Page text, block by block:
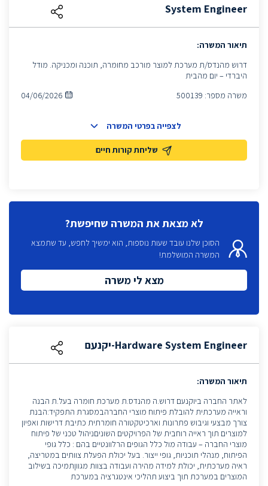
System Engineer
תיאור המשרה:
דרוש מהנדס/ת מערכת למוצר מורכב מחומרה, תוכנה ומכניקה. מודל
היברדי – יום מהבית
משרה מספר: 500139
04/06/2026
שליחת קורות חיים
לצפייה בפרטי המשרה
לא מצאת את המשרה שחיפשת?
הסוכן שלנו עובד שעות נוספות, הוא ימשיך לחפש, עד שתמצא
המשרה המושלמת!
מצא לי משרה
Hardware System Engineer-יקנעם
תיאור המשרה:
לאתר החברה ביוקנעם דרוש.ה מהנדס.ת מערכת חומרה בעל.ת הבנה
וראייה מערכתית להובלת פיתוח מוצרי החברהבמסגרת התפקיד:הבנת
צורך מבצעי וגיבוש פתרונות וארכיטקטורה חומרתית כתיבת דרישות ואפיון
למוצרים תוך ראייה רוחבית של הפרויקטים השוניםניהול טכני של פיתוח
מוצרי החברה – עבודה מול כלל הגופים הרלוונטיים בהם : כלל גופי
הפיתוח, מנהלי תוכניות, גופי ייצור. בעל יכולת הפעלת צוותים במטריצה,
ראיה מערכתית, יכולת למידה מהירה ועבודה בצוות מגווןתמיכה בשילוב
המוצרים במערכת תוך ביצוע תהליכי אינטגרציה במערכת